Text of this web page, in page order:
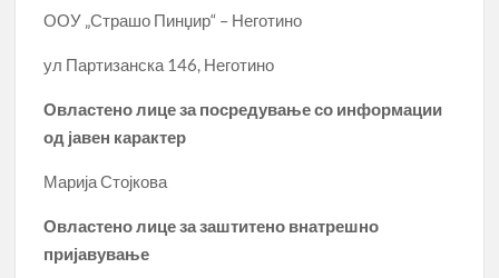
ООУ „Страшо Пинџир“ – Неготино
ул Партизанска 146, Неготино
Овластено лице за посредување со информации
од јавен карактер
Марија Стојкова
Овластено лице за заштитено внатрешно
пријавување